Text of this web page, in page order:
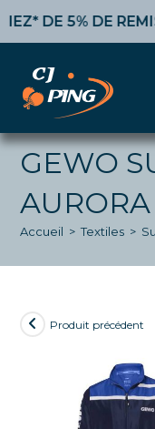
5% DE REMISEà
GEWO
AURORA
Accueil > Textiles >
Produit précédent